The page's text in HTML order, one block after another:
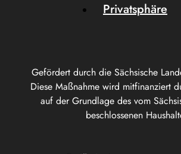
Gefördert durch die Sächsische
Diese Maßnahme wird mitfinanziert
auf der Grundlage des vom
beschlossenen
Privatsphäre